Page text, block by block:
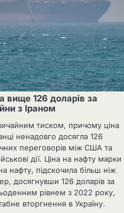
вище 126 доларів за
з Іраном
тиском, причому ціна
ненадовго досягла 126
переговорів між США та
дії. Ціна на нафту марки
нафту, підскочила більш ніж
досягнувши 126 доларів за
рівнем з 2022 року,
вторгнення в Україну.